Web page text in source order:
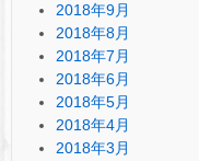
2018年9月
2018年8月
2018年7月
2018年6月
2018年5月
2018年4月
2018年3月